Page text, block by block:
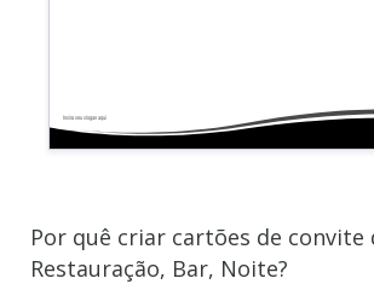
Insira seu slogan aqui
Por quê criar cartões de convite
Restauração, Bar, Noite?